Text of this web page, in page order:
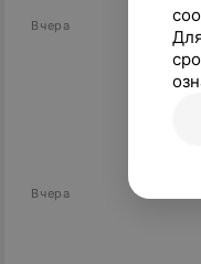
Вчера
Вчера